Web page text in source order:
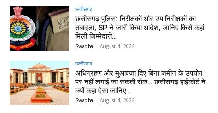
छत्तीसगढ़
छत्तीसगढ़ पुलिस: निरीक्षकों और उप निरीक्षकों का
तबादला, SP ने जारी किया आदेश, जानिए किसे कहां
मिली जिम्मेदारी…
Swadha - August 4, 2026
छत्तीसगढ़
अधिग्रहण और मुआवजा दिए बिना जमीन के उपयोग
पर नहीं लगाई जा सकती रोक… छत्तीसगढ़ हाईकोर्ट ने
क्यों कहा ऐसा जानिए…
Swadha - August 4, 2026